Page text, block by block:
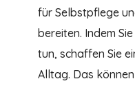
für Selbstpflege
bereiten. Indem
tun, schaffen Sie
Alltag. Das